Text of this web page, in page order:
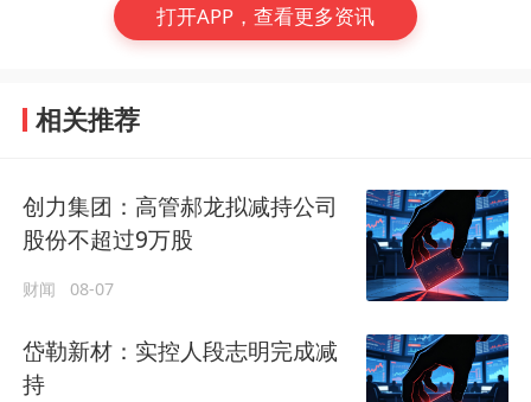
打开APP，查看更多资讯
相关推荐
创力集团：高管郝龙拟减持公司
股份不超过9万股
财闻 08-07
岱勒新材：实控人段志明完成减
持